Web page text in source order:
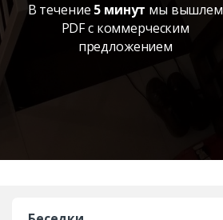
В течение 5 минут мы вышлем
PDF с коммерческим
предложением